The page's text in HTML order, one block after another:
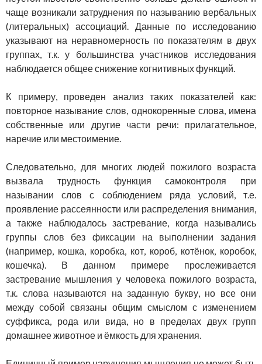
чаще возникали затруднения по называнию вербальных
(литеральных) ассоциаций. Данные по исследованию
указывают на неравномерность по показателям в двух
группах, т.к. у большинства участников исследования
наблюдается общее снижение когнитивных функций.
К примеру, проведен анализ таких показателей как:
повторное называние слов, однокоренные слова, имена
собственные или другие части речи: прилагательное,
наречие или местоимение.
Следовательно, для многих людей пожилого возраста
вызвала трудность функция самоконтроля при
назывании слов с соблюдением ряда условий, т.е.
проявление рассеянности или распределения внимания,
а также наблюдалось застревание, когда назывались
группы слов без фиксации на выполнении задания
(например, кошка, коробка, кот, короб, котёнок, коробок,
кошечка). В данном примере прослеживается
застревание мышления у человека пожилого возраста,
т.к. слова называются на заданную букву, но все они
между собой связаны общим смыслом с изменением
суффикса, рода или вида, но в пределах двух групп
домашнее животное и ёмкость для хранения.